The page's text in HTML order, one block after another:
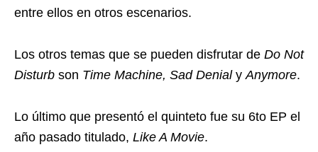
entre ellos en otros escenarios.
Los otros temas que se pueden disfrutar de Do Not
Disturb son Time Machine, Sad Denial yAnymore.
Lo último que presentó el quinteto fue su 6to EP el
año pasado titulado, Like A Movie.